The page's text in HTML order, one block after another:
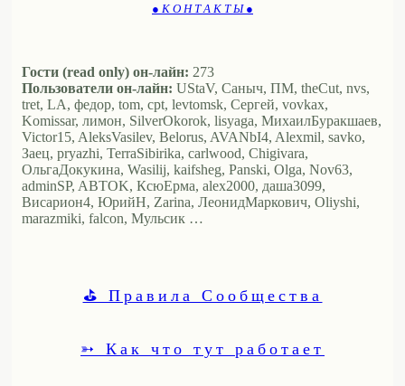
● К О Н Т А К Т Ы ●
Гости (read only) он-лайн: 273
Пользователи он-лайн: UStaV, Саныч, ПМ, theCut, nvs,
tret, LA, федор, tom, cpt, levtomsk, Сергей, vovkax,
Komissar, лимон, SilverOkorok, lisyaga, МихаилБуракшаев,
Victor15, AleksVasilev, Belorus, AVANbI4, Alexmil, savko,
Заец, pryazhi, TerraSibirika, carlwood, Chigivara,
ОльгаДокукина, Wasilij, kaifsheg, Panski, Olga, Nov63,
adminSP, ABTOK, КсюЕрма, alex2000, даша3099,
Висариoн4, ЮрийН, Zarina, ЛеонидМаркович, Oliyshi,
marazmiki, falcon, Мульсик …
⛳ Правила Сообщества
➳ Как что тут работает